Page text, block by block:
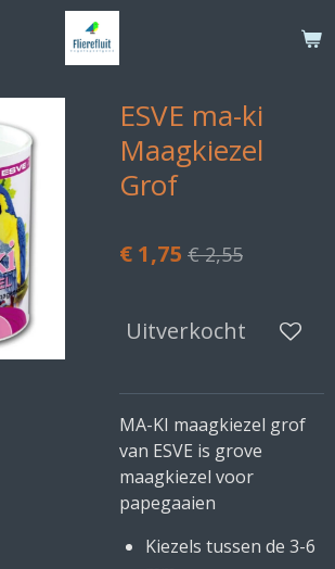
ESVE ma-ki
Maagkiezel
Grof
€ 1,75 € 2,55
Uitverkocht
MA-KI maagkiezel grof
van ESVE is grove
maagkiezel voor
papegaaien
Kiezels tussen de 3-6